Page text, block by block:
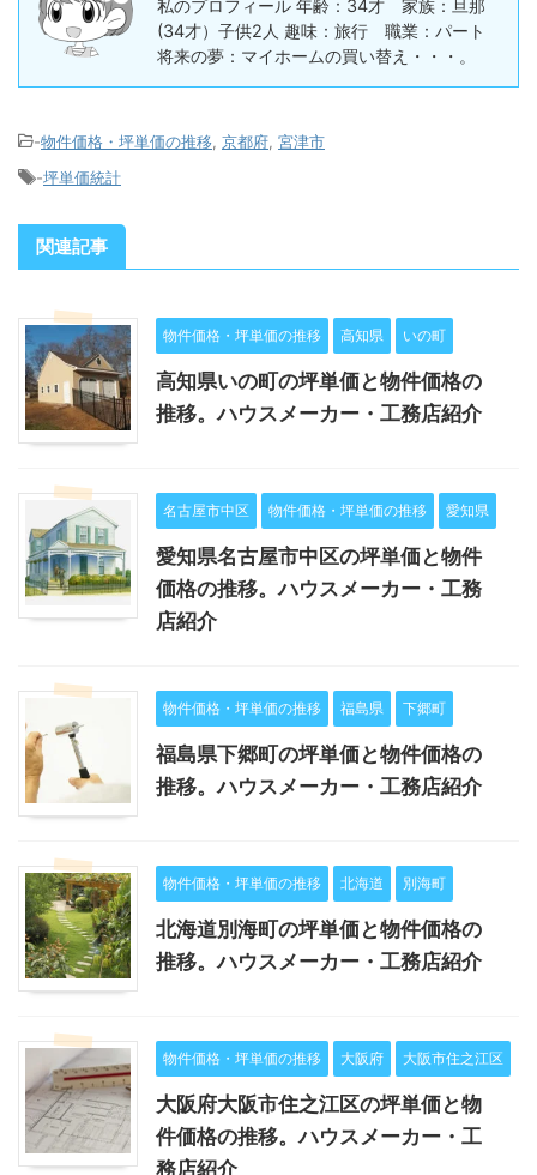
私のプロフィール 年齢：34才 家族：旦那
(34才）子供2人 趣味：旅行 職業：パート
将来の夢：マイホームの買い替え・・・。
-物件価格・坪単価の推移 京都府 宮津市
-坪単価統計
関連記事
物件価格・坪単価の推移 高知県 いの町
高知県いの町の坪単価と物件価格の
推移。ハウスメーカー・工務店紹介
名古屋市中区 物件価格・坪単価の推移 愛知県
愛知県名古屋市中区の坪単価と物件
価格の推移。ハウスメーカー・工務
店紹介
物件価格・坪単価の推移 福島県 下郷町
福島県下郷町の坪単価と物件価格の
推移。ハウスメーカー・工務店紹介
物件価格・坪単価の推移 北海道 別海町
北海道別海町の坪単価と物件価格の
推移。ハウスメーカー・工務店紹介
物件価格・坪単価の推移 大阪府 大阪市住之江区
大阪府大阪市住之江区の坪単価と物
件価格の推移。ハウスメーカー・工
務店紹介